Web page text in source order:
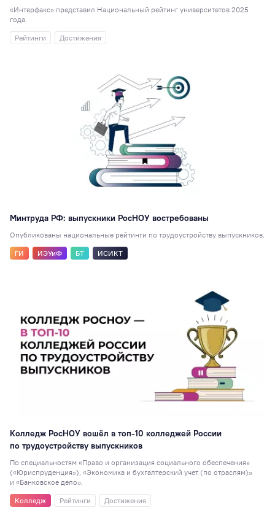
«Интерфакс» представил Национальный рейтинг университетов 2025
года.
Рейтинги
Достижения
Минтруда РФ: выпускники РосНОУ востребованы
Опубликованы национальные рейтинги по трудоустройству выпускников.
ГИ
ИЭУиФ БТ ИСИКТ
Колледж РосНОУ вошёл в топ-10 колледжей России
по трудоустройству выпускников
По специальностям «Право и организация социального обеспечения»
(«Юриспруденция»), «Экономика и бухгалтерский учет (по отраслям)»
и «Банковское дело».
Колледж
Рейтинги Достижения